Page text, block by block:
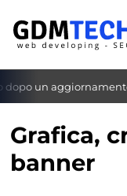
un aggiornamento:
‹
Grafica,
banner